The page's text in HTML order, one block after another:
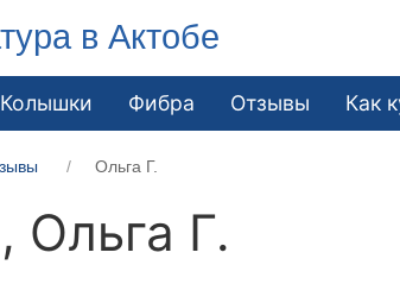
в Актобе
Колышки Фибра Отзывы Как
Ольга Г.
Ольга Г.